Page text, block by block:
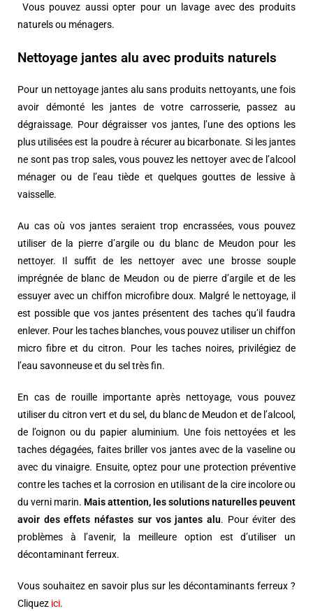
Vous pouvez aussi opter pour un lavage avec des produits
naturels ou ménagers.
Nettoyage jantes alu avec produits naturels
Pour un nettoyage jantes alu sans produits nettoyants, une fois
avoir démonté les jantes de votre carrosserie, passez au
dégraissage. Pour dégraisser vos jantes, l’une des options les
plus utilisées est la poudre à récurer au bicarbonate. Si les jantes
ne sont pas trop sales, vous pouvez les nettoyer avec de l’alcool
ménager ou de l’eau tiède et quelques gouttes de lessive à
vaisselle.
Au cas où vos jantes seraient trop encrassées, vous pouvez
utiliser de la pierre d’argile ou du blanc de Meudon pour les
nettoyer. Il suffit de les nettoyer avec une brosse souple
imprégnée de blanc de Meudon ou de pierre d’argile et de les
essuyer avec un chiffon microfibre doux. Malgré le nettoyage, il
est possible que vos jantes présentent des taches qu’il faudra
enlever. Pour les taches blanches, vous pouvez utiliser un chiffon
micro fibre et du citron. Pour les taches noires, privilégiez de
l’eau savonneuse et du sel très fin.
En cas de rouille importante après nettoyage, vous pouvez
utiliser du citron vert et du sel, du blanc de Meudon et de l’alcool,
de l’oignon ou du papier aluminium. Une fois nettoyées et les
taches dégagées, faites briller vos jantes avec de la vaseline ou
avec du vinaigre. Ensuite, optez pour une protection préventive
contre les taches et la corrosion en utilisant de la cire incolore ou
du verni marin. Mais attention, les solutions naturelles peuvent
avoir des effets néfastes sur vos jantes alu. Pour éviter des
problèmes à l’avenir, la meilleure option est d’utiliser un
décontaminant ferreux.
Vous souhaitez en savoir plus sur les décontaminants ferreux ?
Cliquez ici.